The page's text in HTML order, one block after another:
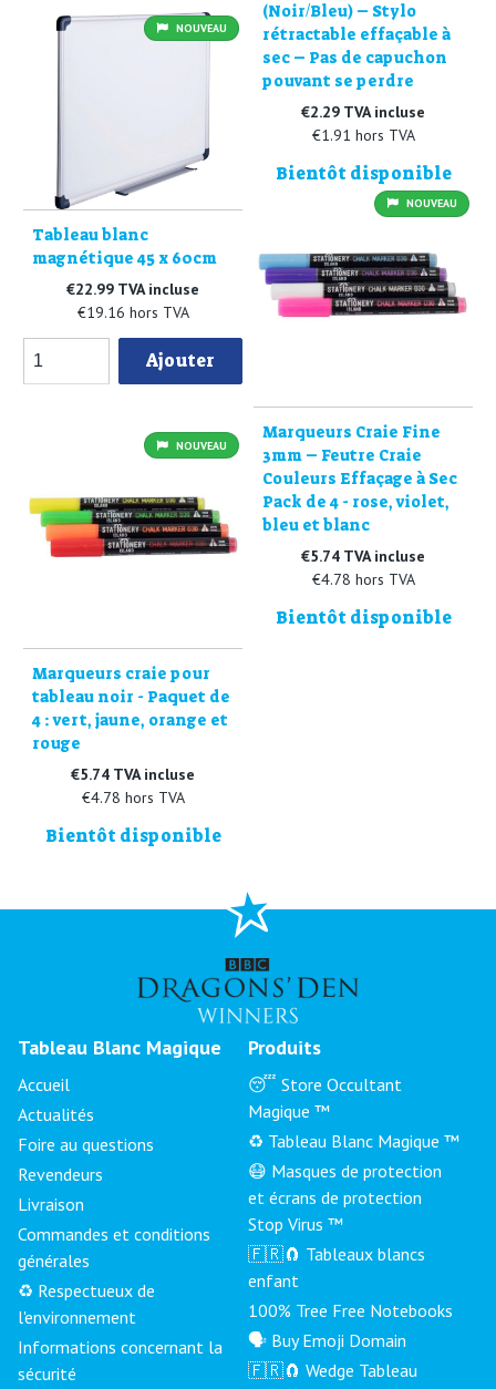
(Noir/Bleu) – Stylo
rétractable effaçable à
sec – Pas de capuchon
pouvant se perdre
€2.29 TVA incluse
€1.91 hors TVA
Bientôt disponible
NOUVEAU
Tableau blanc
magnétique 45 x 60cm
€22.99 TVA incluse
€19.16 hors TVA
Ajouter
NOUVEAU
Marqueurs Craie Fine
3mm – Feutre Craie
Couleurs Effaçage à Sec
Pack de 4 - rose, violet,
bleu et blanc
€5.74 TVA incluse
€4.78 hors TVA
Bientôt disponible
NOUVEAU
Marqueurs craie pour
tableau noir - Paquet de
4 : vert, jaune, orange et
rouge
€5.74 TVA incluse
€4.78 hors TVA
Bientôt disponible
Tableau Blanc Magique
Accueil
Actualités
Foire au questions
Revendeurs
Livraison
Commandes et conditions
générales
♻️ Respectueux de
l'environnement
Informations concernant la
sécurité
Produits
😴 Store Occultant
Magique ™
♻️ Tableau Blanc Magique ™
😷 Masques de protection
et écrans de protection
Stop Virus ™
🇫🇷🧲 Tableaux blancs
enfant
100% Tree Free Notebooks
🗣 Buy Emoji Domain
🇫🇷🧲 Wedge Tableau